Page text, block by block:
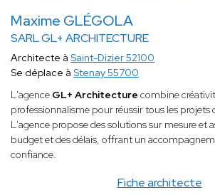
Maxime GLÉGOLA
SARL GL+ ARCHITECTURE
Fiche architecte
Architecte à Saint-Dizier 52100
Se déplace à Stenay 55700
L'agence GL+ Architecture combine
professionnalisme pour réussir tous les projets
L'agence propose des solutions sur mesure et
budget et des délais, offrant un
confiance.